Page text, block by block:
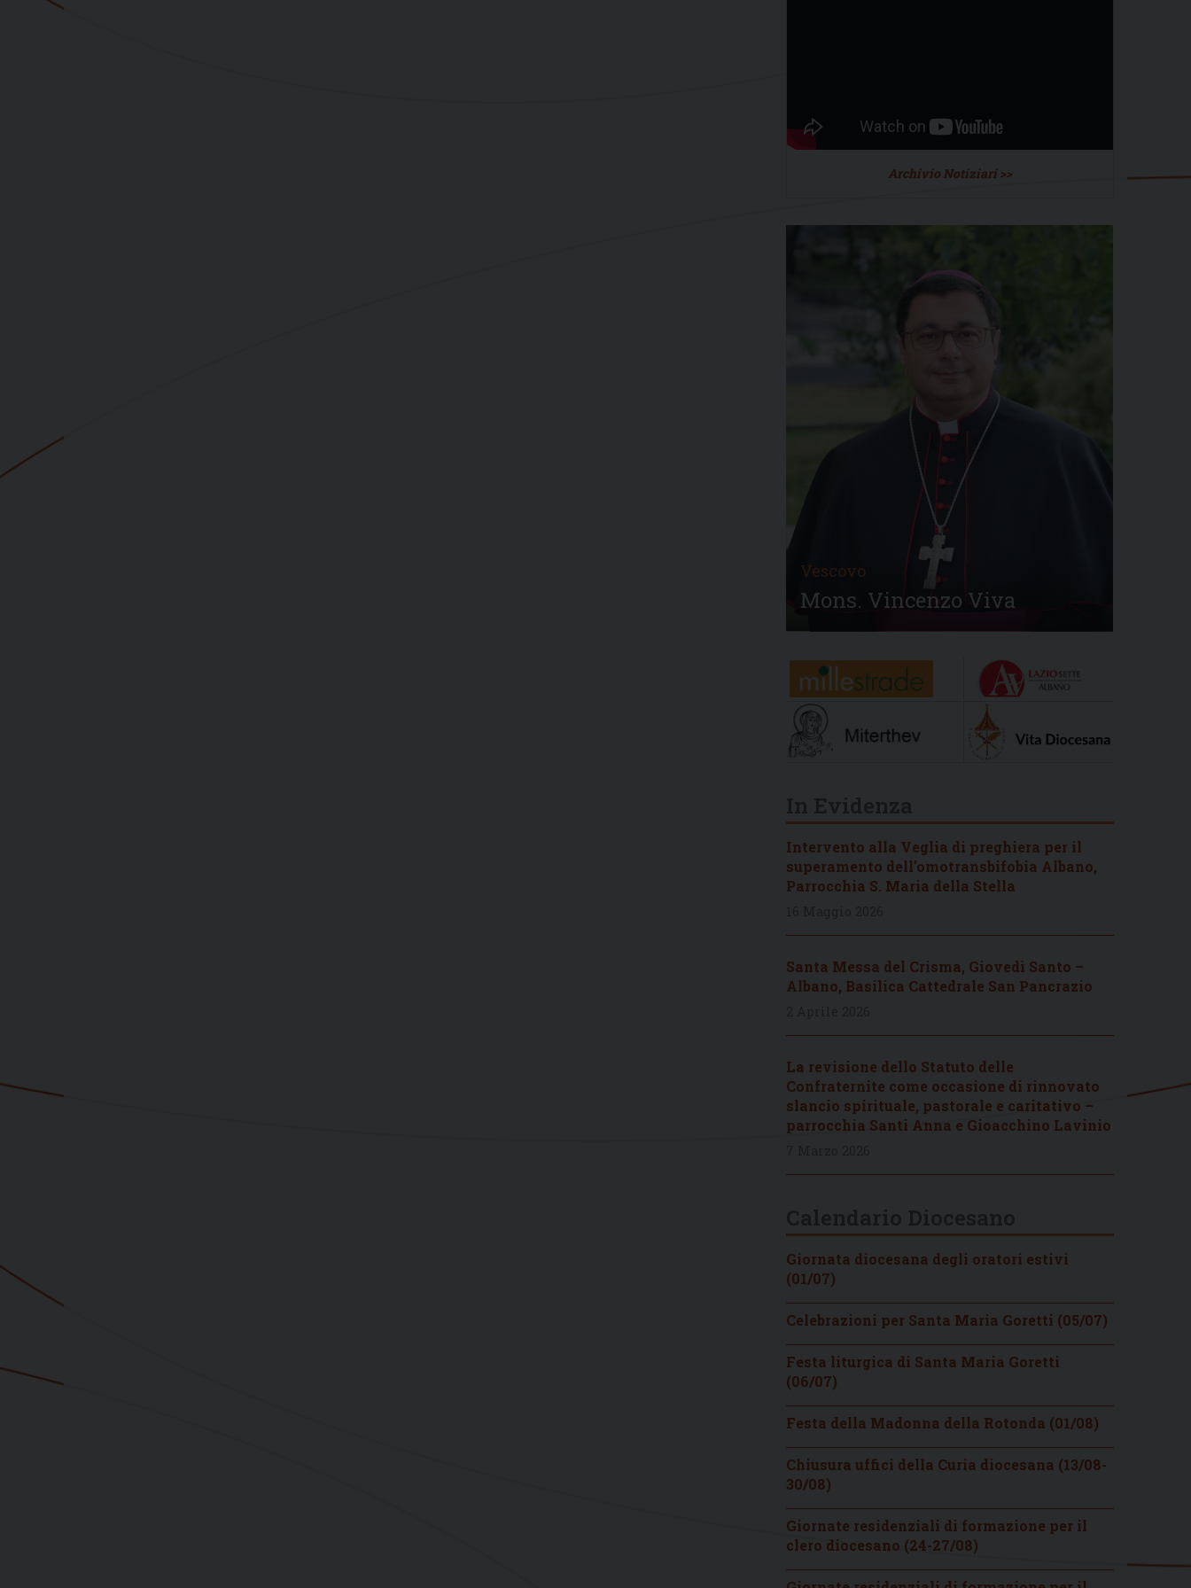
Archivio Notiziari >>
Vescovo
Mons. Vincenzo Viva
Intervento alla Veglia di preghiera per il
superamento dell’omotransbifobia Albano,
Parrocchia S. Maria della Stella
Santa Messa del Crisma, Giovedì Santo –
Albano, Basilica Cattedrale San Pancrazio
La revisione dello Statuto delle
Confraternite come occasione di rinnovato
slancio spirituale, pastorale e caritativo –
parrocchia Santi Anna e Gioacchino Lavinio
Giornata diocesana degli oratori estivi
(01/07)
Celebrazioni per Santa Maria Goretti (05/07)
Festa liturgica di Santa Maria Goretti
(06/07)
Festa della Madonna della Rotonda (01/08)
Chiusura uffici della Curia diocesana (13/08-
30/08)
Giornate residenziali di formazione per il
clero diocesano (24-27/08)